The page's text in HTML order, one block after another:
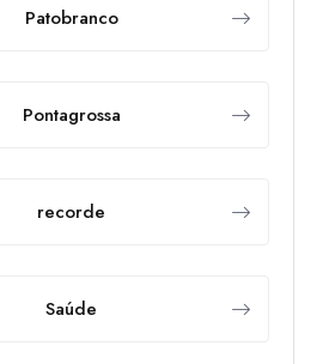
Patobranco
Pontagrossa
recorde
Saúde